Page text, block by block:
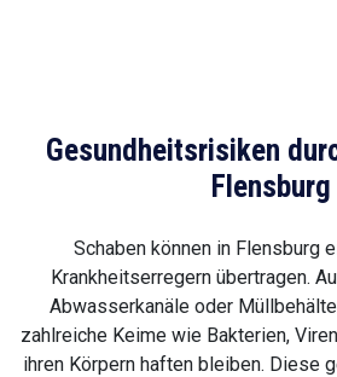
Gesundheitsrisiken
Flensburg
Schaben können in Flensburg
Krankheitserregern übertragen.
Abwasserkanäle oder
zahlreiche Keime wie Bakterien,
ihren Körpern haften bleiben. Diese